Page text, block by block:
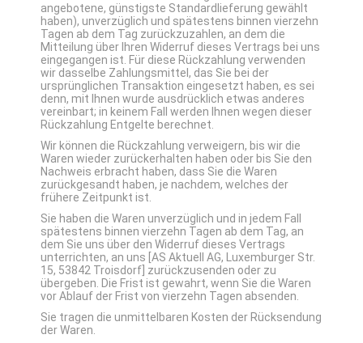
angebotene, günstigste Standardlieferung gewählt
haben), unverzüglich und spätestens binnen vierzehn
Tagen ab dem Tag zurückzuzahlen, an dem die
Mitteilung über Ihren Widerruf dieses Vertrags bei uns
eingegangen ist. Für diese Rückzahlung verwenden
wir dasselbe Zahlungsmittel, das Sie bei der
ursprünglichen Transaktion eingesetzt haben, es sei
denn, mit Ihnen wurde ausdrücklich etwas anderes
vereinbart; in keinem Fall werden Ihnen wegen dieser
Rückzahlung Entgelte berechnet.
Wir können die Rückzahlung verweigern, bis wir die
Waren wieder zurückerhalten haben oder bis Sie den
Nachweis erbracht haben, dass Sie die Waren
zurückgesandt haben, je nachdem, welches der
frühere Zeitpunkt ist.
Sie haben die Waren unverzüglich und in jedem Fall
spätestens binnen vierzehn Tagen ab dem Tag, an
dem Sie uns über den Widerruf dieses Vertrags
unterrichten, an uns [AS Aktuell AG, Luxemburger Str.
15, 53842 Troisdorf] zurückzusenden oder zu
übergeben. Die Frist ist gewahrt, wenn Sie die Waren
vor Ablauf der Frist von vierzehn Tagen absenden.
Sie tragen die unmittelbaren Kosten der Rücksendung
der Waren.